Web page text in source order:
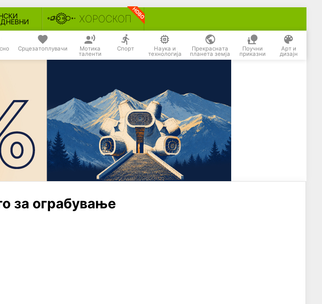
ХОРОСКОП
Срцезатоплувачи Мотика
таленти
Спорт Наука и
технологија
Прекрасната
планета земја
Поучни
приказни
Арт и
дизајн
за ограбување